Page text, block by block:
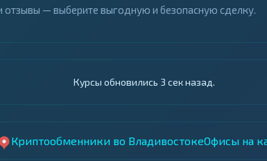
отзывы — выберите выгодную и безопасную сделку.
Курсы обновились 4 сек назад.
Криптообменники во ВладивостокеОфисы на